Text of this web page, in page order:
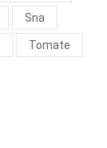
Sna
Tomate